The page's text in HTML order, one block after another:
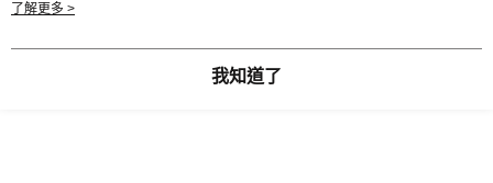
用條款之 Cookie 聲明使用 cookie。
了解更多 >
我知道了